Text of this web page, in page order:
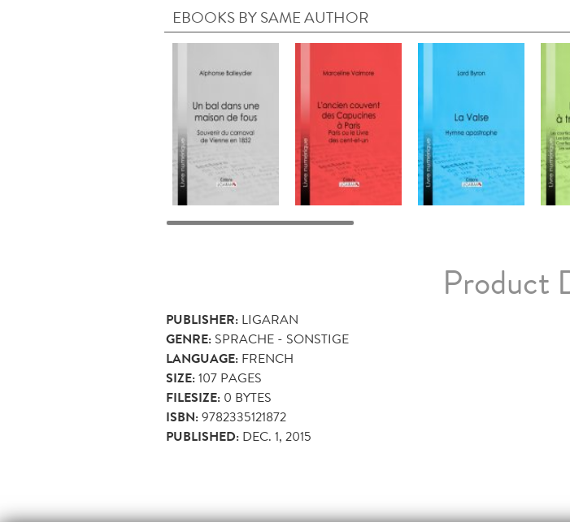
EBOOKS BY SAME AUTHOR
Product
PUBLISHER: LIGARAN
GENRE: SPRACHE - SONSTIGE
LANGUAGE: FRENCH
SIZE:107 PAGES
FILESIZE: 0 BYTES
ISBN:9782335121872
PUBLISHED: DEC. 1, 2015